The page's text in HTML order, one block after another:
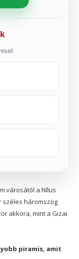
városától a Nílus
széles háromszög
akkora, mint a Gizai
piramis, amit